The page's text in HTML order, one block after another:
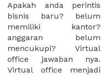
Apakah anda perintis
bisnis baru? belum
memiliki kantor?
anggaran belum
mencukupi? Virtual
office jawaban nya.
Virtual office menjadi
menyurat, kemudian
juga fasilitas meeting
room setiap bulannya,
dan juga virtual office
yang memiliki lokasi
strategis nan prestisius
yang akan membuat